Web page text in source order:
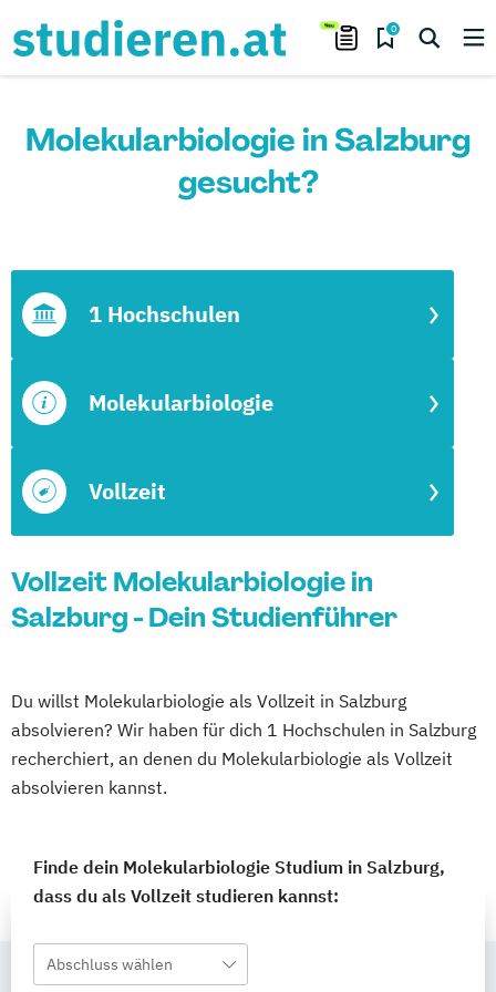
0
Molekularbiologie in Salzburg
gesucht?
Vollzeit
Molekularbiologie
1 Hochschulen
Vollzeit Molekularbiologie in
Salzburg - Dein Studienführer
Du willst Molekularbiologie als Vollzeit in Salzburg
absolvieren? Wir haben für dich 1 Hochschulen in Salzburg
recherchiert, an denen du Molekularbiologie als Vollzeit
absolvieren kannst.
Finde dein Molekularbiologie Studium in Salzburg,
dass du als Vollzeit studieren kannst:
Abschluss wählen